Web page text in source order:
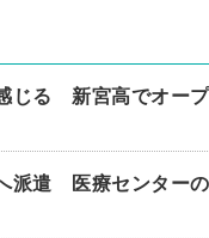
じる 新宮高でオー
派遣 医療センター